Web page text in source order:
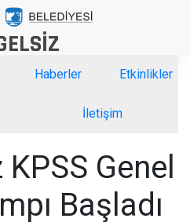
Haberler Etkinlikler
İletişim
Genel
Başladı